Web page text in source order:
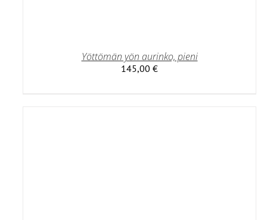
Yöttömän yön aurinko, pieni
145,00 €